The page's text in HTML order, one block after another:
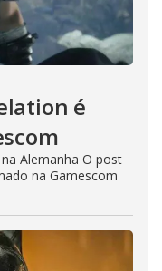
é
Alemanha O post
na Gamescom